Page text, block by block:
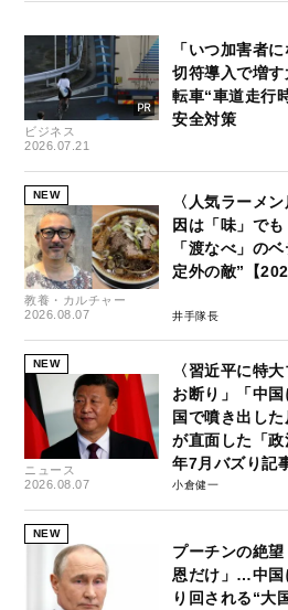
ビジネス
2026.07.21
「いつ加害者
切符導入で増
転車“車道走行
安全対策
NEW
教養・カルチャー
2026.08.07
〈人気ラーメ
因は「味」で
「渡なべ」の
定外の敵”【
井手隊長
NEW
ニュース
2026.08.07
〈習近平に特
お断り」「中
国で噴き出し
が直面した「
年7月バズり記
小倉健一
NEW
プーチンの絶
恩だけ」…中国
り回される“大